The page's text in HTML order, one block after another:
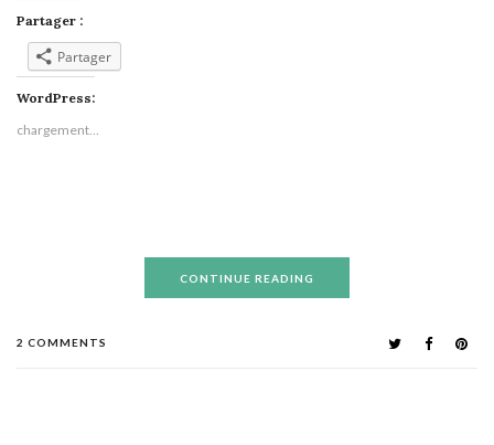
Partager :
Partager
WordPress:
chargement…
CONTINUE READING
2 COMMENTS